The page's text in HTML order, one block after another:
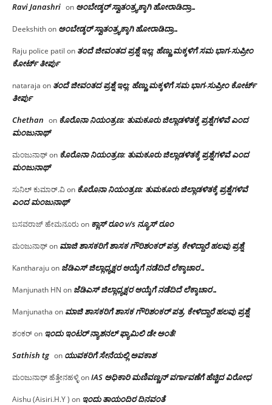
Ravi Janashri on ಅಂಬೇಡ್ಕರ್ ಸ್ವಾತಂತ್ರ್ಯಕ್ಕಾಗಿ ಹೋರಾಡಿದ್ರಾ…
Deekshithon ಅಂಬೇಡ್ಕರ್ ಸ್ವಾತಂತ್ರ್ಯಕ್ಕಾಗಿ ಹೋರಾಡಿದ್ರಾ…
Raju police patil on ತಂದೆ ಜೀವಂತದ ಪ್ರಶ್ನೆ ಇಲ್ಲ: ಹೆಣ್ಣು ಮಕ್ಕಳಿಗೆ ಸಮ ಭಾಗ-ಸುಪ್ರೀಂ
ಕೋರ್ಟ್ ತೀರ್ಪು
nataraja on ತಂದೆ ಜೀವಂತದ ಪ್ರಶ್ನೆ ಇಲ್ಲ: ಹೆಣ್ಣು ಮಕ್ಕಳಿಗೆ ಸಮ ಭಾಗ-ಸುಪ್ರೀಂ ಕೋರ್ಟ್
ತೀರ್ಪು
Chethan on ಕೊರೊನಾ ನಿಯಂತ್ರಣ: ತುಮಕೂರು ಜಿಲ್ಲಾಡಳಿತಕ್ಕೆ ಪ್ರಶ್ನೆಗಳಿವೆ ಎಂದ
ಮಂಜು‌ನಾಥ್
ಮಂಜುನಾಥ್on ಕೊರೊನಾ ನಿಯಂತ್ರಣ: ತುಮಕೂರು ಜಿಲ್ಲಾಡಳಿತಕ್ಕೆ ಪ್ರಶ್ನೆಗಳಿವೆ ಎಂದ
ಮಂಜು‌ನಾಥ್
ಸುನಿಲ್ ಕುಮಾರ್.ವಿon ಕೊರೊನಾ ನಿಯಂತ್ರಣ: ತುಮಕೂರು ಜಿಲ್ಲಾಡಳಿತಕ್ಕೆ ಪ್ರಶ್ನೆಗಳಿವೆ
ಎಂದ ಮಂಜು‌ನಾಥ್
ಬಸವರಾಜ್ ಹೇಮನೂರುon ಕ್ಲಾಸ್ ರೂಂ v/s ನ್ಯೂಸ್ ರೂಂ
ಮಂಜುನಾಥ್on ಮಾಜಿ ಶಾಸಕರಿಗೆ ಶಾಸಕ ಗೌರಿಶಂಕರ್ ಪತ್ರ, ಕೇಳಿದ್ದಾರೆ ಹಲವು ಪ್ರಶ್ನೆ
Kantharajuon ಜೆಡಿಎಸ್ ಜಿಲ್ಲಾಧ್ಯಕ್ಷರ ಆಯ್ಕೆಗೆ ನಡೆದಿದೆ ಲೆಕ್ಕಾಚಾರ…
Manjunath HN on ಜೆಡಿಎಸ್ ಜಿಲ್ಲಾಧ್ಯಕ್ಷರ ಆಯ್ಕೆಗೆ ನಡೆದಿದೆ ಲೆಕ್ಕಾಚಾರ…
Manjunatha on ಮಾಜಿ ಶಾಸಕರಿಗೆ ಶಾಸಕ ಗೌರಿಶಂಕರ್ ಪತ್ರ, ಕೇಳಿದ್ದಾರೆ ಹಲವು ಪ್ರಶ್ನೆ
ಶಂಕರ್on ಇಂದು ಇಂಟರ್ ನ್ಯಾಶನಲ್ ಫ್ಯಾಮಿಲಿ ಡೇ ಅಂತೆ!
Sathish tg on ಯುವಕರಿಗೆ ಸೇನೆಯಲ್ಲಿ ಅವಕಾಶ
ಮಂಜುನಾಥ್ ಹೆತ್ತೇನಹಳ್ಳಿonIAS ಅಧಿಕಾರಿ ಮಣಿವಣ್ಣನ್ ವರ್ಗಾವಣೆಗೆ ಹೆಚ್ಚಿದ‌ ವಿರೋಧ
Aishu (Aisiri.H.Y ) on ಇಂದು ತಾಯಂದಿರ ದಿನವಂತೆ